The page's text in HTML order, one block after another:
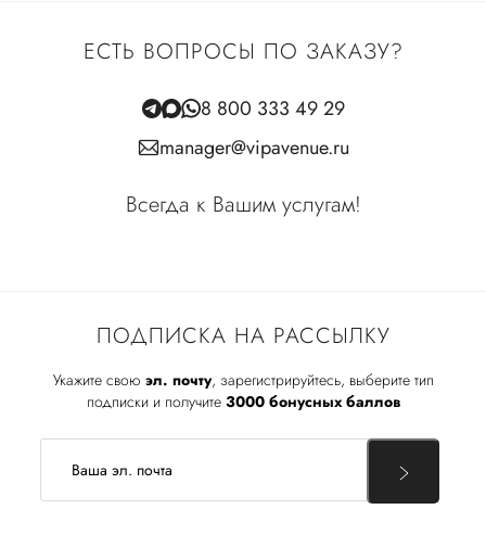
ПОДПИСКА НА РАССЫЛКУ
Укажите свою эл. почту, зарегистрируйтесь, выберите тип
подписки и получите 3000 бонусных баллов
ЕСТЬ ВОПРОСЫ ПО ЗАКАЗУ?
8 800 333 49 29
manager@vipavenue.ru
Всегда к Вашим услугам!